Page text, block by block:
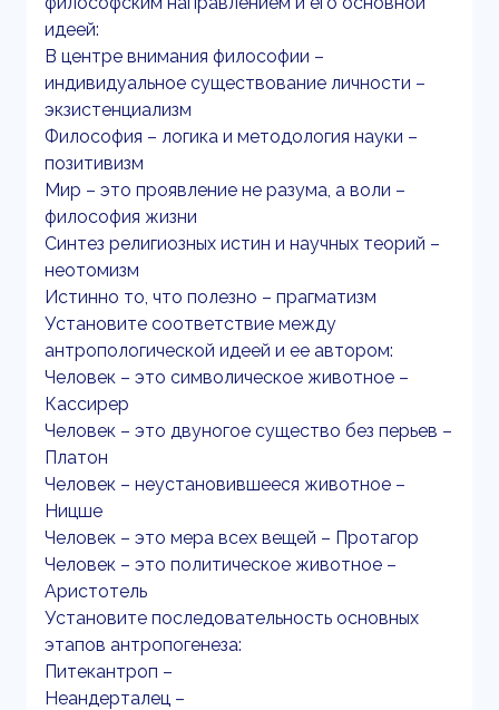
идеей:
В центре внимания философии –
индивидуальное существование личности –
экзистенциализм
Философия – логика и методология науки –
позитивизм
Мир – это проявление не разума, а воли –
философия жизни
Синтез религиозных истин и научных теорий –
неотомизм
Истинно то, что полезно – прагматизм
Установите соответствие между
антропологической идеей и ее автором:
Человек – это символическое животное –
Кассирер
Человек – это двуногое существо без перьев –
Платон
Человек – неустановившееся животное –
Ницше
Человек – это мера всех вещей – Протагор
Человек – это политическое животное –
Аристотель
Установите последовательность основных
этапов антропогенеза:
Питекантроп –
Неандерталец –